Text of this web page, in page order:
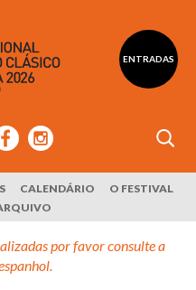
ENTRADAS
CALENDÁRIO
O FESTIVAL
por favor consulte a